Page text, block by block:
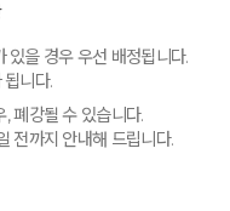
있을 경우 우선 배정됩니다.
니다.
폐강될 수 있습니다.
전까지 안내해 드립니다.